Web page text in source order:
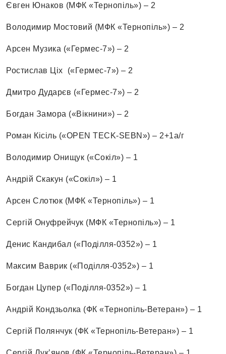
Євген Юнаков (МФК «Тернопіль») – 2
Володимир Мостовий (МФК «Тернопіль») – 2
Арсен Музика («Гермес-7») – 2
Ростислав Ціх («Гермес-7») – 2
Дмитро Дударєв («Гермес-7») – 2
Богдан Замора («Вікнини») – 2
Роман Кісіль («OPEN TECK-SEBN») – 2+1а/г
Володимир Онищук («Сокіл») – 1
Андрій Скакун («Сокіл») – 1
Арсен Слотюк (МФК «Тернопіль») – 1
Сергій Онуфрейчук (МФК «Тернопіль») – 1
Денис Кандибал («Поділля-0352») – 1
Максим Ваврик («Поділля-0352») – 1
Богдан Цупер («Поділля-0352») – 1
Андрій Кондзьолка (ФК «Тернопіль-Ветеран») – 1
Сергій Полянчук (ФК «Тернопіль-Ветеран») – 1